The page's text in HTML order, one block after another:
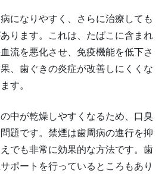
になりやすく、さらに治療しても
ります。これは、たばこに含まれ
流を悪化させ、免疫機能を低下さ
、歯ぐきの炎症が改善しにくくな
す。
中が乾燥しやすくなるため、口臭
題です。禁煙は歯周病の進行を抑
でも非常に効果的な方法です。歯
ポートを行っているところもあり